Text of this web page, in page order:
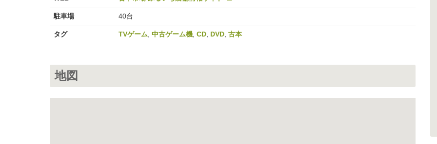
駐車場 40台
タグ TVゲーム 中古ゲーム機 CD DVD 古本
地図